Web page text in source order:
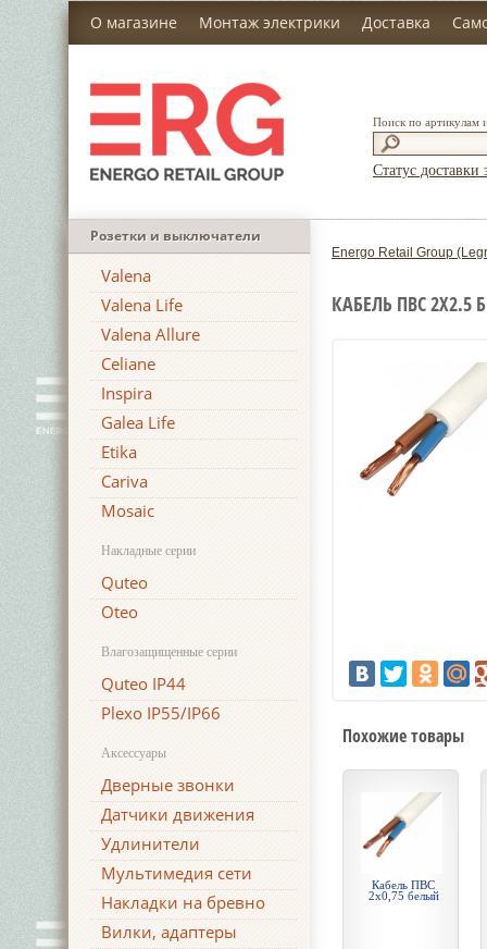
О магазине Монтаж электрики Доставка
Поиск по артикулам
Статус доставки
Розетки и выключатели
Valena
Valena Life
Valena Allure
Celiane
Inspira
Galea Life
Etika
Cariva
Mosaic
Накладные серии
Quteo
Oteo
Влагозащищенные серии
Quteo IP44
Plexo IP55/IP66
Аксессуары
Дверные звонки
Датчики движения
Удлинители
Мультимедия сети
Накладки на бревно
Вилки, адаптеры
Energo Retail Group
КАБЕЛЬ ПВС 2Х2.5
Похожие товары
Кабель ПВС
2х0,75 белый